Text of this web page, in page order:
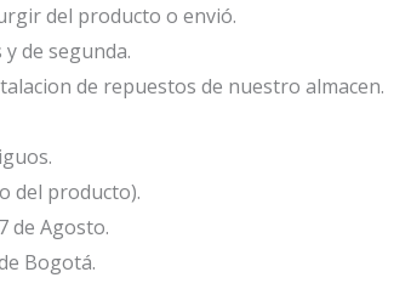
del producto o envió.
de segunda.
de repuestos de nuestro almacen.
del producto).
de Agosto.
Bogotá.